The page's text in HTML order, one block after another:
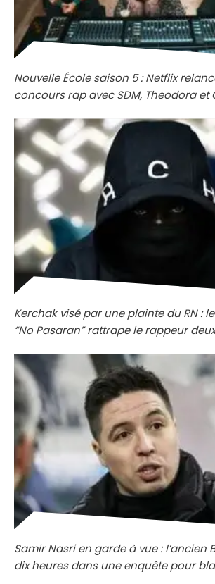
Nouvelle École saison 5 : Netflix
concours rap avec SDM, Theodora et
Kerchak visé par une plainte du RN :
“No Pasaran” rattrape le rappeur
Samir Nasri en garde à vue : l’ancien
dix heures dans une enquête pour